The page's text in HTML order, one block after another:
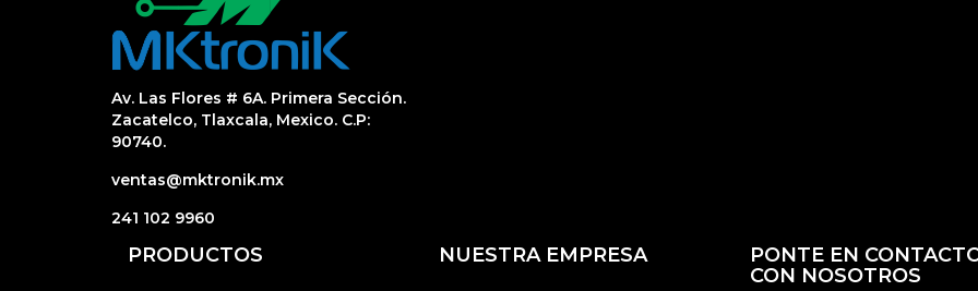
Av. Las Flores # 6A. Primera Sección.
Zacatelco, Tlaxcala, Mexico. C.P:
90740.
ventas@mktronik.mx
241 102 9960
PRODUCTOS NUESTRA EMPRESA
PONTE EN
CON NOSOTROS